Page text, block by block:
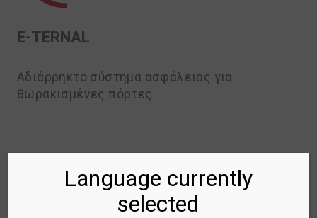
Ε-TERNAL
Aδιάρρηκτο σύστημα ασφάλειας για
θωρακισμένες πόρτες
Language currently
selected